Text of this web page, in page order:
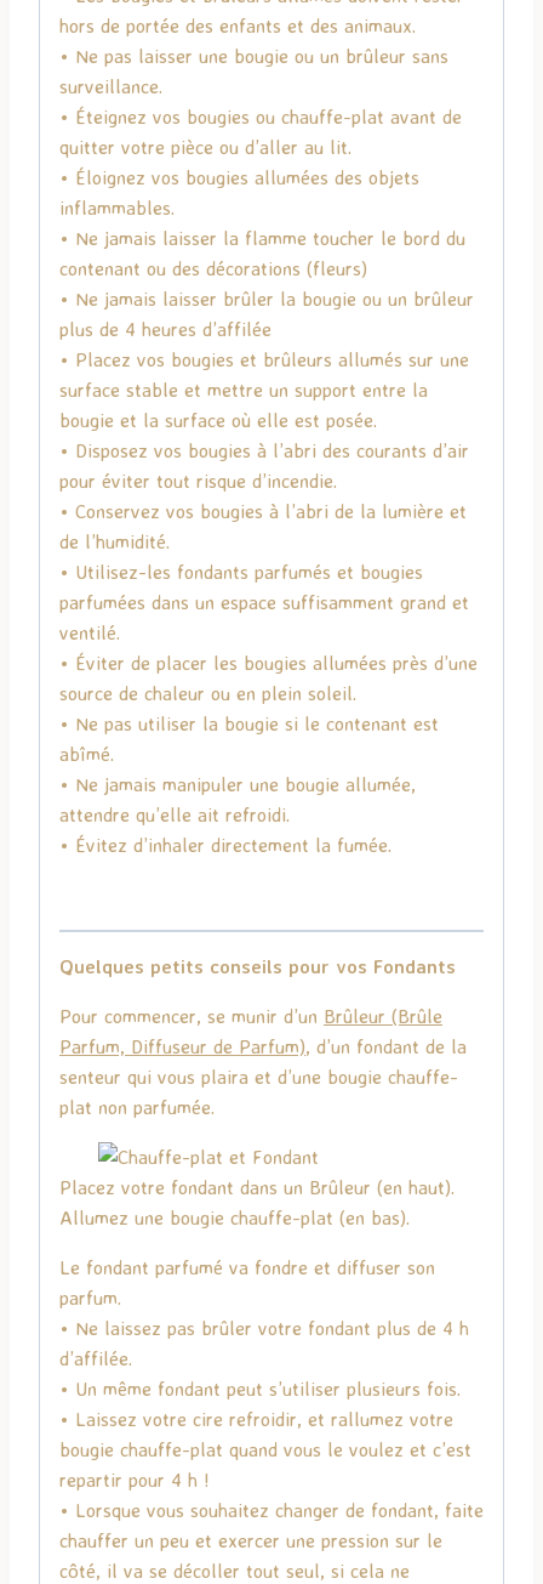
hors de portée des enfants et des animaux.
• Ne pas laisser une bougie ou un brûleur sans
surveillance.
• Éteignez vos bougies ou chauffe-plat avant de
quitter votre pièce ou d’aller au lit.
• Éloignez vos bougies allumées des objets
inflammables.
• Ne jamais laisser la flamme toucher le bord du
contenant ou des décorations (fleurs)
• Ne jamais laisser brûler la bougie ou un brûleur
plus de 4 heures d’affilée
• Placez vos bougies et brûleurs allumés sur une
surface stable et mettre un support entre la
bougie et la surface où elle est posée.
• Disposez vos bougies à l’abri des courants d’air
pour éviter tout risque d’incendie.
• Conservez vos bougies à l’abri de la lumière et
de l’humidité.
• Utilisez-les fondants parfumés et bougies
parfumées dans un espace suffisamment grand et
ventilé.
• Éviter de placer les bougies allumées près d’une
source de chaleur ou en plein soleil.
• Ne pas utiliser la bougie si le contenant est
abîmé.
• Ne jamais manipuler une bougie allumée,
attendre qu’elle ait refroidi.
• Évitez d’inhaler directement la fumée.
Quelques petits conseils pour vos Fondants
Pour commencer, se munir d’un Brûleur (Brûle
Parfum, Diffuseur de Parfum), d’un fondant de la
senteur qui vous plaira et d’une bougie chauffe-
plat non parfumée.
Placez votre fondant dans un Brûleur (en haut).
Allumez une bougie chauffe-plat (en bas).
Le fondant parfumé va fondre et diffuser son
parfum.
• Ne laissez pas brûler votre fondant plus de 4 h
d’affilée.
• Un même fondant peut s’utiliser plusieurs fois.
• Laissez votre cire refroidir, et rallumez votre
bougie chauffe-plat quand vous le voulez et c’est
repartir pour 4 h !
• Lorsque vous souhaitez changer de fondant, faite
chauffer un peu et exercer une pression sur le
côté, il va se décoller tout seul, si cela ne